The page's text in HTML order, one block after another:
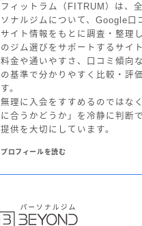
フィットラム（FITRUM）は、
ソナルジムについて、Google口
サイト情報をもとに調査・整理
のジム選びをサポートするサイト
料金や通いやすさ、口コミ傾向
の基準で分かりやすく比較・評
す。
無理に入会をすすめるのではな
に合うかどうか」を冷静に判断
提供を大切にしています。
プロフィールを読む